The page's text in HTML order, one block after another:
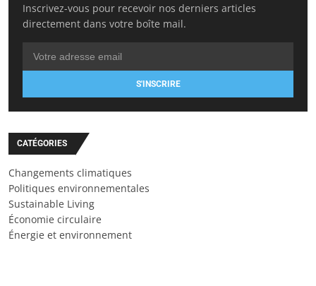
Inscrivez-vous pour recevoir nos derniers articles
directement dans votre boîte mail.
S'INSCRIRE
CATÉGORIES
Changements climatiques
Politiques environnementales
Sustainable Living
Économie circulaire
Énergie et environnement